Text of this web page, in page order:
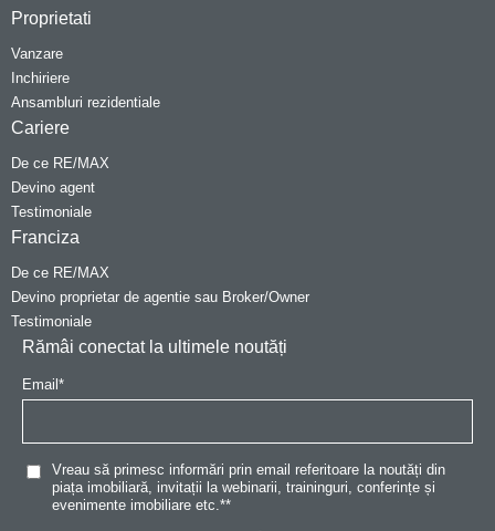
Proprietati
Vanzare
Inchiriere
Ansambluri rezidentiale
Cariere
De ce RE/MAX
Devino agent
Testimoniale
Franciza
De ce RE/MAX
Devino proprietar de agentie sau Broker/Owner
Testimoniale
Rămâi conectat la ultimele noutăți
Email *
Vreau să primesc informări prin email referitoare la noutăți din
piața imobiliară, invitații la webinarii, traininguri, conferințe și
evenimente imobiliare etc.**